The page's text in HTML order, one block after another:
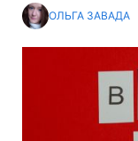
ОЛЬГА ЗАВАДА